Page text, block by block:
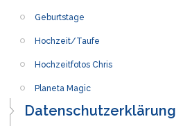
Geburtstage
Hochzeit/Taufe
Hochzeitfotos Chris
Planeta Magic
Datenschutzerklärung